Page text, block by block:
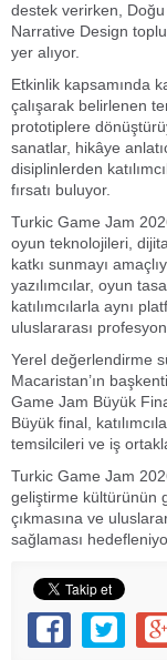
destek verirken,
Narrative Design
yer alıyor.
Etkinlik kapsamında
çalışarak belirlenen
prototiplere
sanatlar, hikâye
disiplinlerden
fırsatı buluyor.
Turkic Game Jam
oyun teknolojileri,
katkı sunmayı
yazılımcılar, oyun
katılımcılarla aynı
uluslararası
Yerel değerlendirme
Macaristan’ın
Game Jam Büyük
Büyük final,
temsilcileri ve iş
Turkic Game Jam
geliştirme kültürünün
çıkmasına ve
sağlaması